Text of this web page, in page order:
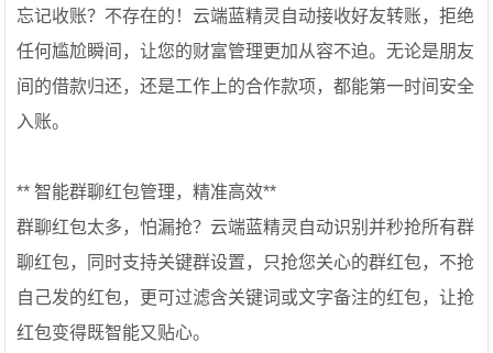
忘记收账？不存在的！云端蓝精灵自动接收好友转账，拒绝
任何尴尬瞬间，让您的财富管理更加从容不迫。无论是朋友
间的借款归还，还是工作上的合作款项，都能第一时间安全
入账。
** 智能群聊红包管理，精准高效**
群聊红包太多，怕漏抢？云端蓝精灵自动识别并秒抢所有群
聊红包，同时支持关键群设置，只抢您关心的群红包，不抢
自己发的红包，更可过滤含关键词或文字备注的红包，让抢
红包变得既智能又贴心。